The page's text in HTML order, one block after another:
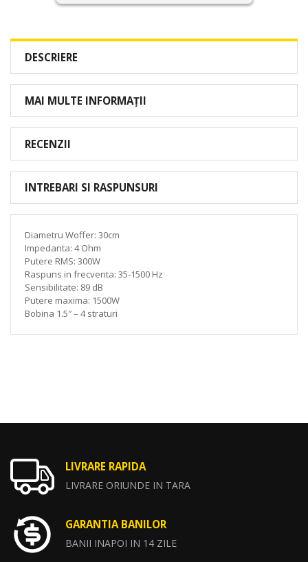
DESCRIERE
MAI MULTE INFORMAȚII
RECENZII
INTREBARI SI RASPUNSURI
Diametru Woffer: 30cm
Impedanta: 4 Ohm
Putere RMS: 300W
Raspuns in frecventa: 35-1500 Hz
Sensibilitate: 89 dB
Putere maxima: 1500W
Bobina 1.5″ – 4 straturi
LIVRARE RAPIDA
LIVRARE ORIUNDE IN TARA
GARANTIA BANILOR
BANII INAPOI IN 14 ZILE